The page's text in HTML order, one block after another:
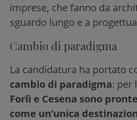
imprese, che fanno da
sguardo lungo e a
Cambio di paradigma
La candidatura ha portato
cambio di paradigma: per
Forlì e Cesena sono
come un’unica